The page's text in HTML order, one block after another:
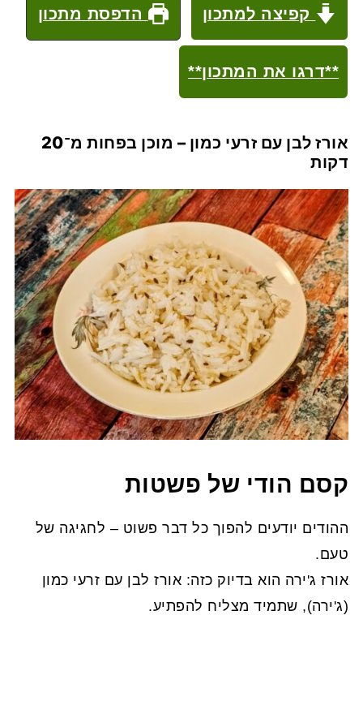
קפיצה למתכון הדפסת מתכון
**דרגו את המתכון**
אורז לבן עם זרעי כמון – מוכן בפחות מ־20
דקות
קסם הודי של פשטות
ההודים יודעים להפוך כל דבר פשוט – לחגיגה של
טעם.
אורז ג'ירה הוא בדיוק כזה: אורז לבן עם זרעי כמון
(ג'ירה), שתמיד מצליח להפתיע.